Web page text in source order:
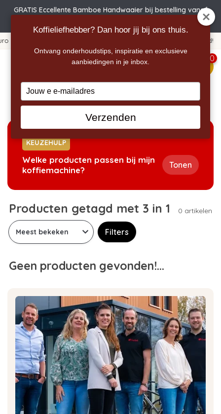
GRATIS Eccellente Bamboe Handwaaier bij bestelling vanaf
0
Home/Tags/3 in 1
KEUZEHULP
Welke producten passen bij mijn
koffiemachine?
Tonen
Producten getagd met 3 in 1 0 artikelen
Filters
Geen producten gevonden!...
Koffieliefhebber? Dan hoor jij bij ons thuis.
Ontvang onderhoudstips, inspiratie en exclusieve
aanbiedingen in je inbox.
Type
your
email
Verzenden